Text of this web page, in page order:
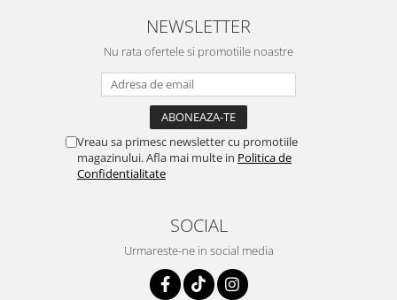
NEWSLETTER
Nu rata ofertele si promotiile noastre
Vreau sa primesc newsletter cu promotiile
magazinului. Afla mai multe in Politica de
Confidentialitate
SOCIAL
Urmareste-ne in social media